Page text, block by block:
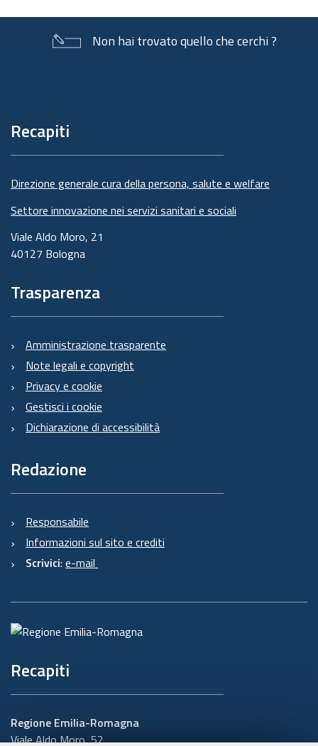
Non hai trovato quello che cerchi ?
pagina
Recapiti
Direzione generale cura della persona, salute e welfare
Settore innovazione nei servizi sanitari e sociali
Viale Aldo Moro, 21
40127 Bologna
Trasparenza
Amministrazione trasparente
Note legali e copyright
Privacy e cookie
Gestisci i cookie
Dichiarazione di accessibilità
Redazione
Responsabile
Informazioni sul sito e crediti
Scrivici: e-mail
Recapiti
Regione Emilia-Romagna
Viale Aldo Moro, 52